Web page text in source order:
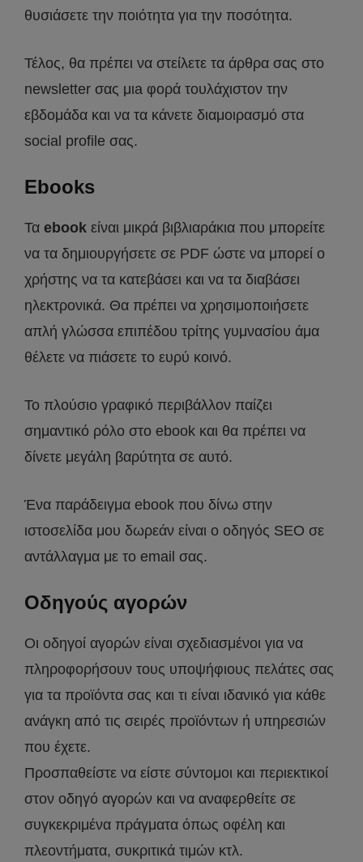
θυσιάσετε την ποιότητα για την ποσότητα.
Τέλος, θα πρέπει να στείλετε τα άρθρα σας στο
newsletter σας μιa φορά τουλάχιστον την
εβδομάδα και να τα κάνετε διαμοιρασμό στα
social profile σας.
Ebooks
Τα ebook είναι μικρά βιβλιαράκια που μπορείτε
να τα δημιουργήσετε σε PDF ώστε να μπορεί ο
χρήστης να τα κατεβάσει και να τα διαβάσει
ηλεκτρονικά. Θα πρέπει να χρησιμοποιήσετε
απλή γλώσσα επιπέδου τρίτης γυμνασίου άμα
θέλετε να πιάσετε το ευρύ κοινό.
Το πλούσιο γραφικό περιβάλλον παίζει
σημαντικό ρόλο στο ebook και θα πρέπει να
δίνετε μεγάλη βαρύτητα σε αυτό.
Ένα παράδειγμα ebook που δίνω στην
ιστοσελίδα μου δωρεάν είναι ο οδηγός SEO σε
αντάλλαγμα με το email σας.
Οδηγούς αγορών
Οι οδηγοί αγορών είναι σχεδιασμένοι για να
πληροφορήσουν τους υποψήφιους πελάτες σας
για τα προϊόντα σας και τι είναι ιδανικό για κάθε
ανάγκη από τις σειρές προϊόντων ή υπηρεσιών
που έχετε.
Προσπαθείστε να είστε σύντομοι και περιεκτικοί
στον οδηγό αγορών και να αναφερθείτε σε
συγκεκριμένα πράγματα όπως οφέλη και
πλεοντήματα, συκριτικά τιμών κτλ.